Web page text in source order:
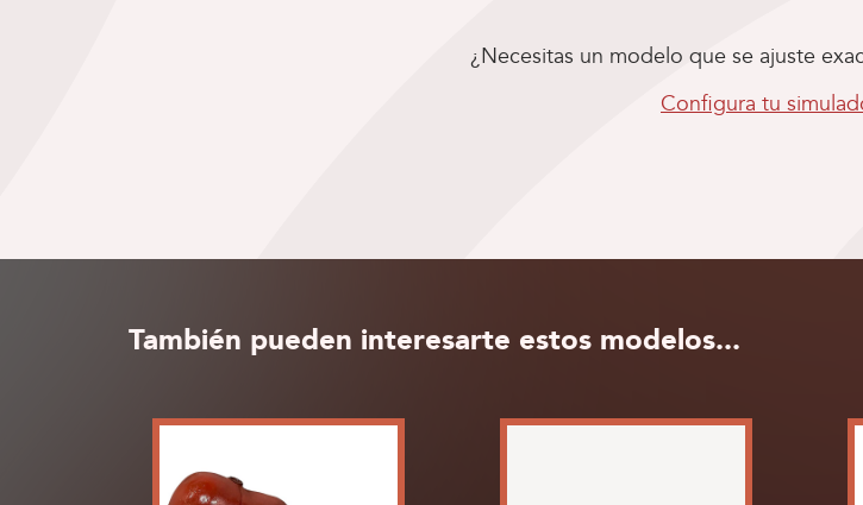
¿Necesitas un modelo que se ajuste
Configura tu
También pueden interesarte estos modelos...